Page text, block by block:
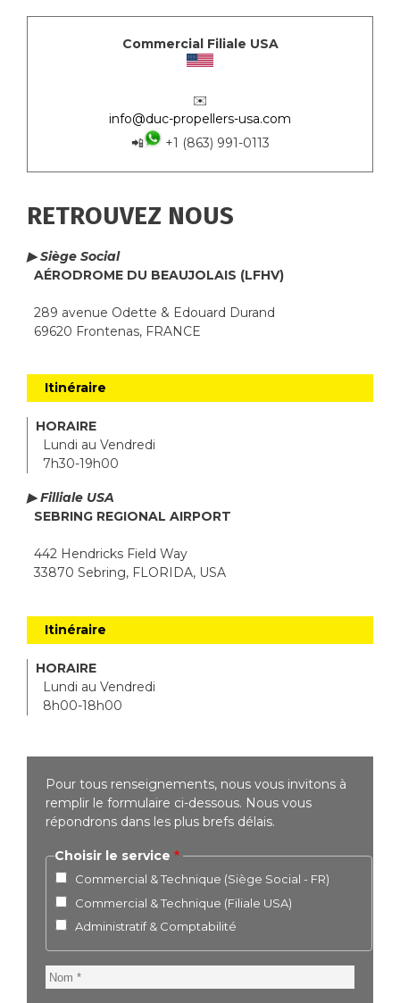
Commercial Filiale USA
✉️
info@duc-propellers-usa.com
📲
+1 (863) 991-0113
RETROUVEZ NOUS
▶ Siège Social
AÉRODROME DU BEAUJOLAIS (LFHV)
289 avenue Odette & Edouard Durand
69620 Frontenas, FRANCE
Itinéraire
HORAIRE
Lundi au Vendredi
7h30-19h00
▶ Filliale USA
SEBRING REGIONAL AIRPORT
442 Hendricks Field Way
33870 Sebring, FLORIDA, USA
Itinéraire
HORAIRE
Lundi au Vendredi
8h00-18h00
Pour tous renseignements, nous vous invitons à
remplir le formulaire ci-dessous. Nous vous
répondrons dans les plus brefs délais.
Choisir le service
Commercial & Technique (Siège Social - FR)
Commercial & Technique (Filiale USA)
Administratif & Comptabilité
Nom